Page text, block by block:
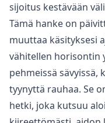
‌sijoitus ‌kestävään
Tämä hanke on
muuttaa käsityksesi
vähitellen horisontin
pehmeissä sävyissä,
tyynyttä rauhaa. Se
hetki, joka kutsuu